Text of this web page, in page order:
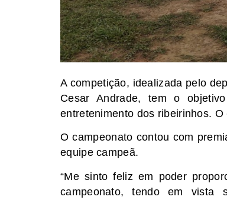
A competição, idealizada pelo
Cesar Andrade, tem o
entretenimento dos ribeirinhos. O
O campeonato contou com
equipe campeã.
“Me sinto feliz em poder
campeonato, tendo em vista